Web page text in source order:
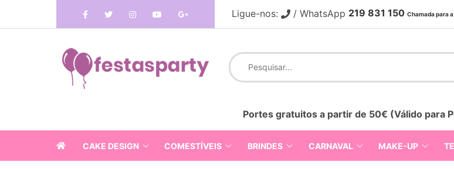
Ligue-nos: / WhatsApp 219 831 150 Chamada para
Portes gratuitos a partir de 50€ (Válido para
CAKE DESIGN COMESTÍVEIS BRINDES CARNAVAL MAKE-UP